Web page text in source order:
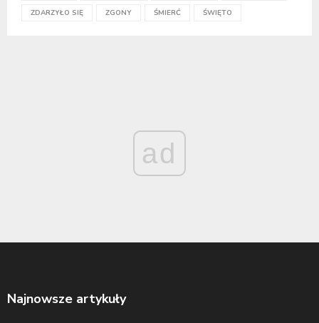
ZDARZYŁO SIĘ ZGONY ŚMIERĆ ŚWIĘTO
ad
Najnowsze artykuły